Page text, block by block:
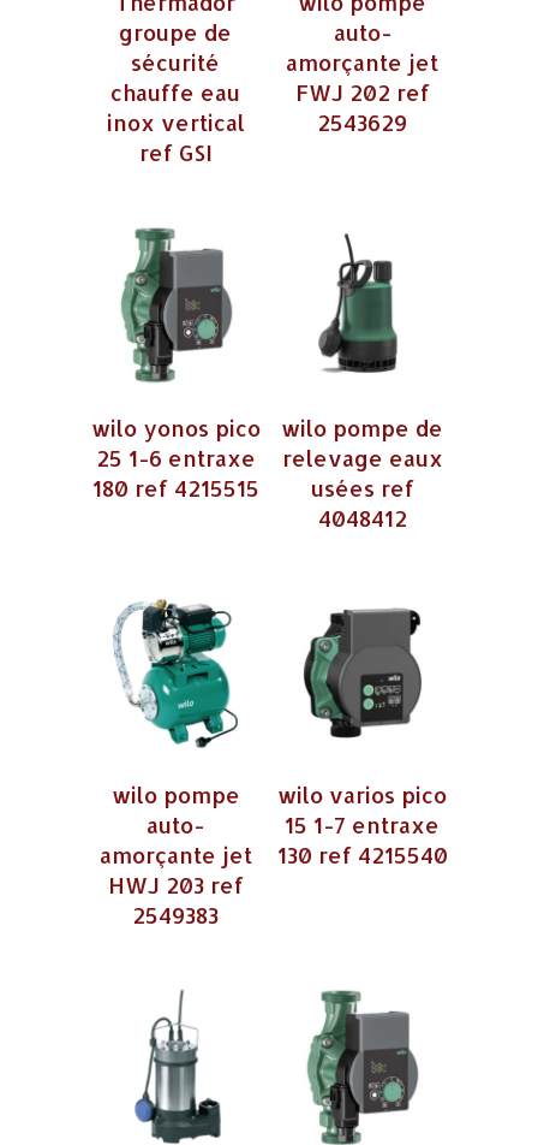
groupe de
sécurité
chauffe eau
inox vertical
ref GSI
auto-
amorçante jet
FWJ 202 ref
2543629
wilo yonos pico
25 1-6 entraxe
180 ref 4215515
wilo pompe de
relevage eaux
usées ref
4048412
wilo pompe
auto-
amorçante jet
HWJ 203 ref
2549383
wilo varios pico
15 1-7 entraxe
130 ref 4215540